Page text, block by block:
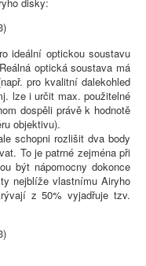
ideální optickou soustavu
optická soustava má
pro kvalitní dalekohled
lze i určit max. použitelné
dospěli právě k hodnotě
objektivu).
schopni rozlišit dva body
To je patrné zejména při
být nápomocny dokonce
nejblíže vlastnímu Airyho
z 50% vyjadřuje tzv.